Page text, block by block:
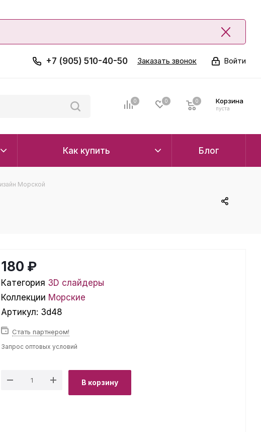
Войти
+7 (905) 510-40-50 Заказать звонок
0 0 Корзина
0
пуста
0
Как купить Блог
Морской
180 ₽
Категория 3D слайдеры
Коллекции Морские
Артикул: 3d48
Стать партнером!
Запрос оптовых условий
В корзину